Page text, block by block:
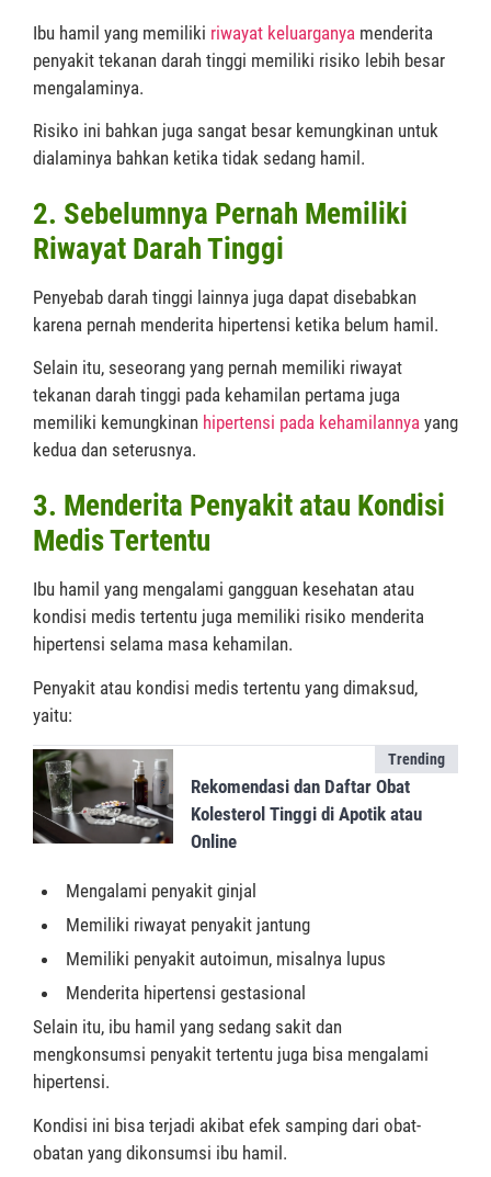
Ibu hamil yang memiliki riwayat keluarganya menderita
penyakit tekanan darah tinggi memiliki risiko lebih besar
mengalaminya.
Risiko ini bahkan juga sangat besar kemungkinan untuk
dialaminya bahkan ketika tidak sedang hamil.
2. Sebelumnya Pernah Memiliki
Riwayat Darah Tinggi
Penyebab darah tinggi lainnya juga dapat disebabkan
karena pernah menderita hipertensi ketika belum hamil.
Selain itu, seseorang yang pernah memiliki riwayat
tekanan darah tinggi pada kehamilan pertama juga
memiliki kemungkinan hipertensi pada kehamilannya yang
kedua dan seterusnya.
3. Menderita Penyakit atau Kondisi
Medis Tertentu
Ibu hamil yang mengalami gangguan kesehatan atau
kondisi medis tertentu juga memiliki risiko menderita
hipertensi selama masa kehamilan.
Penyakit atau kondisi medis tertentu yang dimaksud,
yaitu:
Trending
Rekomendasi dan Daftar Obat
Kolesterol Tinggi di Apotik atau
Online
Mengalami penyakit ginjal
Memiliki riwayat penyakit jantung
Memiliki penyakit autoimun, misalnya lupus
Menderita hipertensi gestasional
Selain itu, ibu hamil yang sedang sakit dan
mengkonsumsi penyakit tertentu juga bisa mengalami
hipertensi.
Kondisi ini bisa terjadi akibat efek samping dari obat-
obatan yang dikonsumsi ibu hamil.